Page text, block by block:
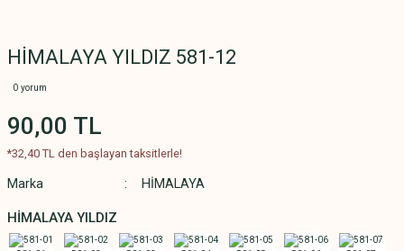
HİMALAYA YILDIZ 581-12
0 yorum
90,00 TL
*32,40 TL den başlayan taksitlerle!
Marka HİMALAYA
HİMALAYA YILDIZ